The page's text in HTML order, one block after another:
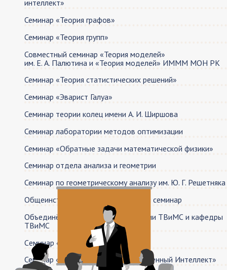
интеллект»
Семинар «Теория графов»
Семинар «Теория групп»
Совместный семинар «Теория моделей»
им. Е. А. Палютина и «Теория моделей» ИМММ МОН РК
Семинар «Теория статистических решений»
Семинар «Эварист Галуа»
Семинар теории колец имeни А. И. Ширшова
Семинар лаборатории методов оптимизации
Семинар «Обратные задачи математической физики»
Семинар отдела анализа и геометрии
Семинар по геометрическому анализу им. Ю. Г. Решетняка
Общеинститутский математический семинар
Объединённый семинар лаборатории ТВиМС и кафедры
ТВиМС
Cеминар «Теория вычислимости»
Семинар «Объяснительный Искусственный Интеллект»